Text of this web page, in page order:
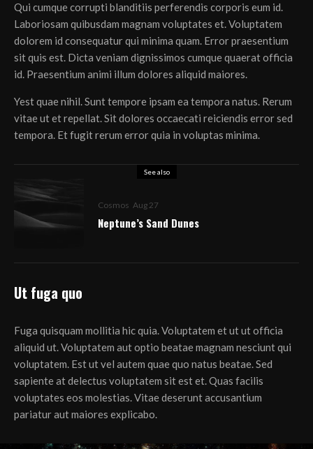
Qui cumque corrupti blanditiis perferendis corporis eum id.
Laboriosam quibusdam magnam voluptates et. Voluptatem
dolorem id consequatur qui minima quam. Error praesentium
sit quis est. Dicta veniam dignissimos cumque quaerat officia
id. Praesentium animi illum dolores aliquid maiores.
Yest quae nihil. Sunt tempore ipsam ea tempora natus. Rerum
vitae ut et repellat. Sit dolores occaecati reiciendis error sed
tempora. Et fugit rerum error quia in voluptas minima.
See also
Cosmos Aug 27
Neptune’s Sand Dunes
Ut fuga quo
Fuga quisquam mollitia hic quia. Voluptatem et ut ut officia
aliquid ut. Voluptatem aut optio beatae magnam nesciunt qui
voluptatem. Est ut vel autem quae quo natus beatae. Sed
sapiente at delectus voluptatem sit est et. Quas facilis
voluptates eos molestias. Vitae deserunt accusantium
pariatur aut maiores explicabo.